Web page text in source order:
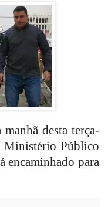
desta terça-
Ministério Público
encaminhado para